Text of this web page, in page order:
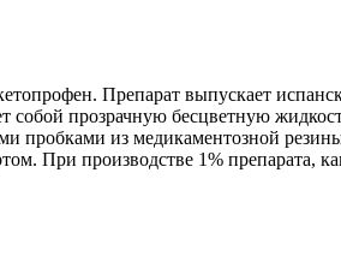
Препарат выпускает
прозрачную бесцветную
пробками из медикаментозной
При производстве 1% препарата,